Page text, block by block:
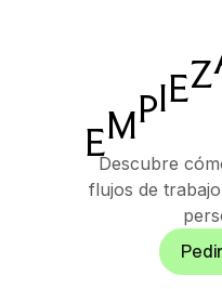
EMPIEZ
Descubre
flujos de